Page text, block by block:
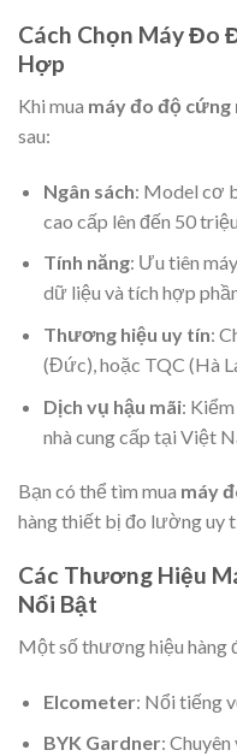
Cách Chọn Máy Đo
Hợp
Khi mua máy đo độ cứng
sau:
Ngân sách: Model cơ
cao cấp lên đến 50
Tính năng: Ưu tiên
dữ liệu và tích hợp
Thương hiệu uy tín:
(Đức), hoặc TQC (Hà
Dịch vụ hậu mãi:
nhà cung cấp tại Việt
Bạn có thể tìm mua máy
hàng thiết bị đo lường uy
Các Thương Hiệu
Nổi Bật
Một số thương hiệu hàng
Elcometer: Nổi tiếng
BYK Gardner: